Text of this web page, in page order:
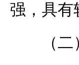
强，具有
（